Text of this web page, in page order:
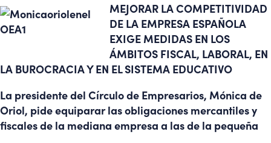
MEJORAR LA COMPETITIVIDAD
DE LA EMPRESA ESPAÑOLA
EXIGE MEDIDAS EN LOS
ÁMBITOS FISCAL, LABORAL, EN
LA BUROCRACIA Y EN EL SISTEMA EDUCATIVO
La presidente del Círculo de Empresarios, Mónica de
Oriol, pide equiparar las obligaciones mercantiles y
fiscales de la mediana empresa a las de la pequeña